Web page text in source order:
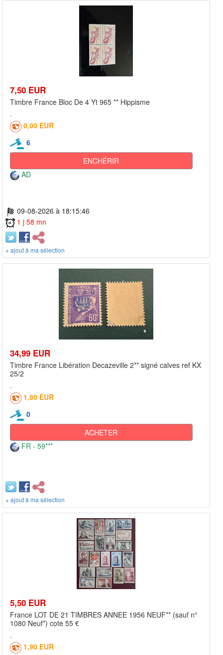
7,50 EUR
Timbre France Bloc De 4 Yt 965 ** Hippisme
0,00 EUR
6
ENCHÉRIR
AD
09-08-2026 à 18:15:46
1 j 58 mn
+ ajout à ma sélection
34,99 EUR
Timbre France Libération Decazeville 2** signé calves ref KX
25/2
1,80 EUR
0
ACHETER
FR - 59***
+ ajout à ma sélection
5,50 EUR
France LOT DE 21 TIMBRES ANNEE 1956 NEUF** (sauf n°
1080 Neuf*) cote 55 €
1,90 EUR